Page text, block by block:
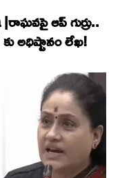
ఆప్ గుర్రు..
అధిష్టానం లేఖ‌!